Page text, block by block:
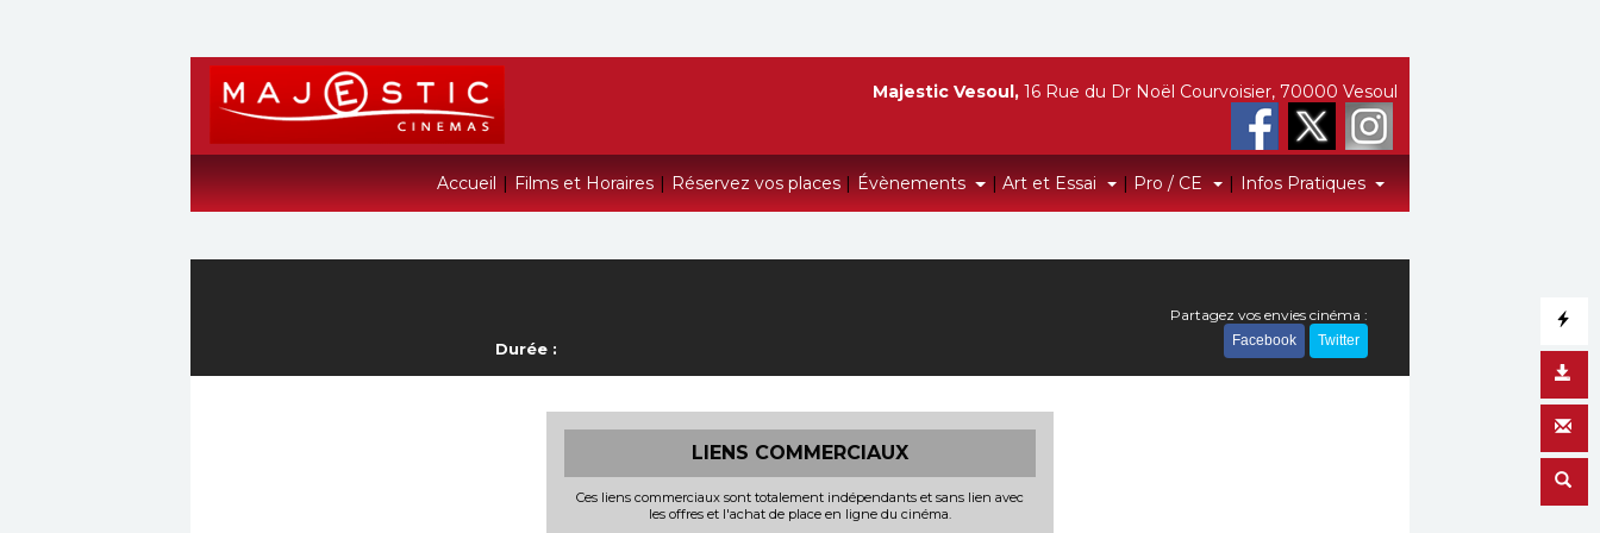
Accueil | Films et Horaires | Réservez vos places | Évènements | Art et Essai | Pro / CE | Infos Pratiques
Majestic Vesoul, 16 Rue du Dr Noël Courvoisier, 70000 Vesoul
Durée :
Partagez vos envies cinéma :
Facebook Twitter
LIENS COMMERCIAUX
Ces liens commerciaux sont totalement indépendants et sans lien avec
les offres et l'achat de place en ligne du cinéma.